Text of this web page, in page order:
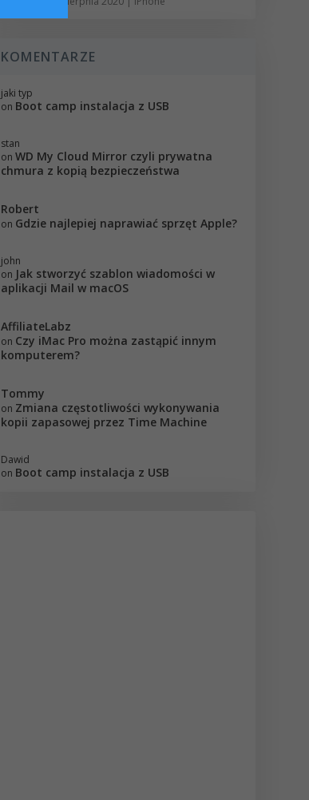
KOMENTARZE
jaki typ
on Boot camp instalacja z USB
stan
on WD My Cloud Mirror czyli prywatna
chmura z kopią bezpieczeństwa
Robert
on Gdzie najlepiej naprawiać sprzęt Apple?
john
on Jak stworzyć szablon wiadomości w
aplikacji Mail w macOS
AffiliateLabz
on Czy iMac Pro można zastąpić innym
komputerem?
Tommy
on Zmiana częstotliwości wykonywania
kopii zapasowej przez Time Machine
Dawid
on Boot camp instalacja z USB